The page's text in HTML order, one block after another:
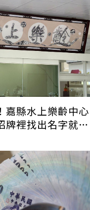
嘉縣水上樂齡中心
牌裡找出名字就有